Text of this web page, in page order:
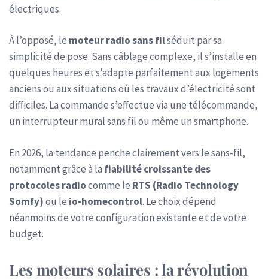
électriques.
À l’opposé, le moteur radio sans filséduit par sa
simplicité de pose. Sans câblage complexe, il s’installe en
quelques heures et s’adapte parfaitement aux logements
anciens ou aux situations où les travaux d’électricité sont
difficiles. La commande s’effectue via une télécommande,
un interrupteur mural sans fil ou même un smartphone.
En 2026, la tendance penche clairement vers le sans-fil,
notamment grâce à la fiabilité croissante des
protocoles radiocomme le RTS (Radio Technology
Somfy)ou le io-homecontrol. Le choix dépend
néanmoins de votre configuration existante et de votre
budget.
Les moteurs solaires : la révolution